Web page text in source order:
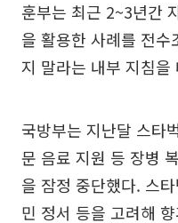
훈부는 최근 2~3년간
을 활용한 사례를 전
지 말라는 내부 지침
국방부는 지난달 스타
문 음료 지원 등 장병
을 잠정 중단했다. 스
민 정서 등을 고려해